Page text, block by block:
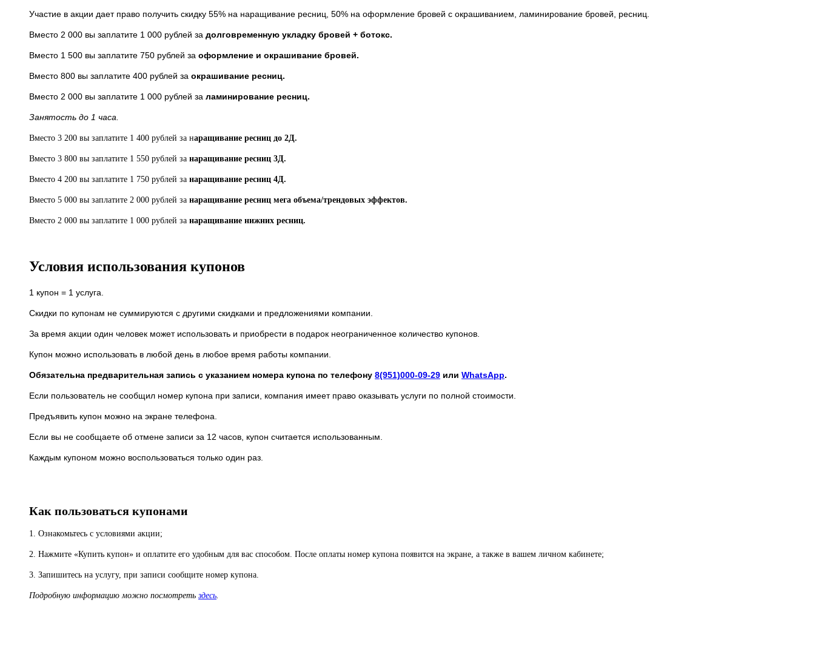
Участие в акции дает право получить скидку 55% на наращивание ресниц, 50% на оформление бровей с окрашиванием, ламинирование бровей, ресниц.
Вместо 2 000 вы заплатите 1 000 рублей за долговременную укладку бровей + ботокс.
Вместо 1 500 вы заплатите 750 рублей за оформление и окрашивание бровей.
Вместо 800 вы заплатите 400 рублей за окрашивание ресниц.
Вместо 2 000 вы заплатите 1 000 рублей за ламинирование ресниц.
Занятость до 1 часа.
Вместо 3 200 вы заплатите 1 400 рублей за наращивание ресниц до 2Д.
Вместо 3 800 вы заплатите 1 550 рублей за наращивание ресниц 3Д.
Вместо 4 200 вы заплатите 1 750 рублей за наращивание ресниц 4Д.
Вместо 5 000 вы заплатите 2 000 рублей за наращивание ресниц мега объема/трендовых эффектов.
Вместо 2 000 вы заплатите 1 000 рублей за наращивание нижних ресниц.
Условия использования купонов
1 купон = 1 услуга.
Скидки по купонам не суммируются с другими скидками и предложениями компании.
За время акции один человек может использовать и приобрести в подарок неограниченное количество купонов.
Купон можно использовать в любой день в любое время работы компании.
Обязательна предварительная запись с указанием номера купона по телефону 8(951)000-09-29 или WhatsApp.
Если пользователь не сообщил номер купона при записи, компания имеет право оказывать услуги по полной стоимости.
Предъявить купон можно на экране телефона.
Если вы не сообщаете об отмене записи за 12 часов, купон считается использованным.
Каждым купоном можно воспользоваться только один раз.
Как пользоваться купонами
1. Ознакомьтесь с условиями акции;
2. Нажмите «Купить купон» и оплатите его удобным для вас способом. После оплаты номер купона появится на экране, а также в вашем личном кабинете;
3. Запишитесь на услугу, при записи сообщите номер купона.
Подробную информацию можно посмотреть здесь